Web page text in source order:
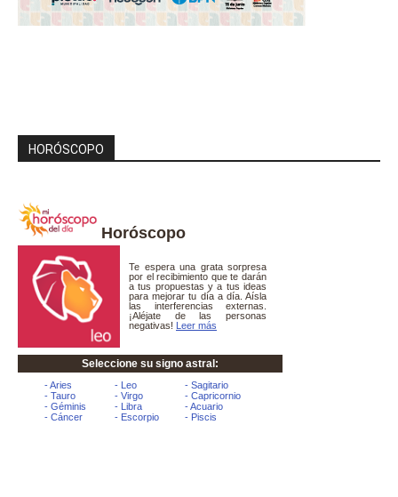
HORÓSCOPO
Horóscopo